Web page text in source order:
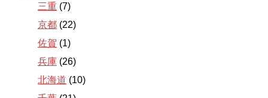
三重 (7)
京都 (22)
佐賀 (1)
兵庫 (26)
北海道 (10)